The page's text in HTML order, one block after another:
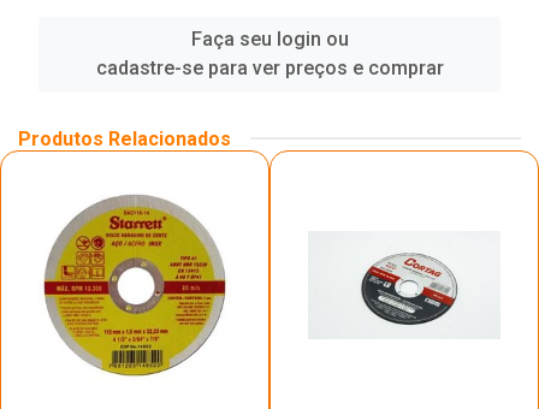
Faça seu login ou
cadastre-se para ver preços e comprar
Produtos Relacionados